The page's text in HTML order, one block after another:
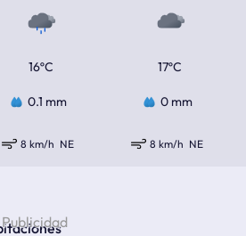
16ºC 17ºC
0.1 mm 0 mm
8 km/h NE 8 km/h NE